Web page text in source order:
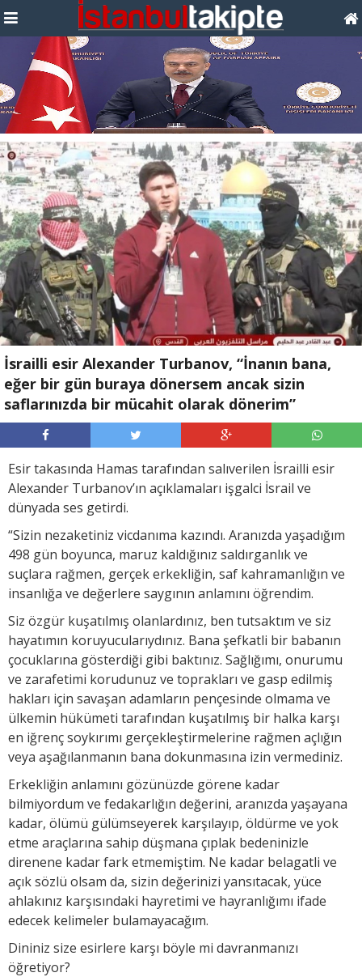
İsrailli esir Alexander Turbanov, “İnanın bana,
eğer bir gün buraya dönersem ancak sizin
saflarınızda bir mücahit olarak dönerim”
Esir takasında Hamas tarafından salıverilen İsrailli esir
Alexander Turbanov’ın açıklamaları işgalci İsrail ve
dünyada ses getirdi.
“Sizin nezaketiniz vicdanıma kazındı. Aranızda yaşadığım
498 gün boyunca, maruz kaldığınız saldırganlık ve
suçlara rağmen, gerçek erkekliğin, saf kahramanlığın ve
insanlığa ve değerlere saygının anlamını öğrendim.
Siz özgür kuşatılmış olanlardınız, ben tutsaktım ve siz
hayatımın koruyucularıydınız. Bana şefkatli bir babanın
çocuklarına gösterdiği gibi baktınız. Sağlığımı, onurumu
ve zarafetimi korudunuz ve toprakları ve gasp edilmiş
hakları için savaşan adamların pençesinde olmama ve
ülkemin hükümeti tarafından kuşatılmış bir halka karşı
en iğrenç soykırımı gerçekleştirmelerine rağmen açlığın
veya aşağılanmanın bana dokunmasına izin vermediniz.
Erkekliğin anlamını gözünüzde görene kadar
bilmiyordum ve fedakarlığın değerini, aranızda yaşayana
kadar, ölümü gülümseyerek karşılayıp, öldürme ve yok
etme araçlarına sahip düşmana çıplak bedeninizle
direnene kadar fark etmemiştim. Ne kadar belagatli ve
açık sözlü olsam da, sizin değerinizi yansıtacak, yüce
ahlakınız karşısındaki hayretimi ve hayranlığımı ifade
edecek kelimeler bulamayacağım.
Dininiz size esirlere karşı böyle mi davranmanızı
öğretiyor?